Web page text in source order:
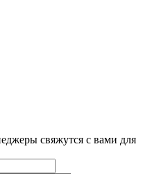
свяжутся с вами для